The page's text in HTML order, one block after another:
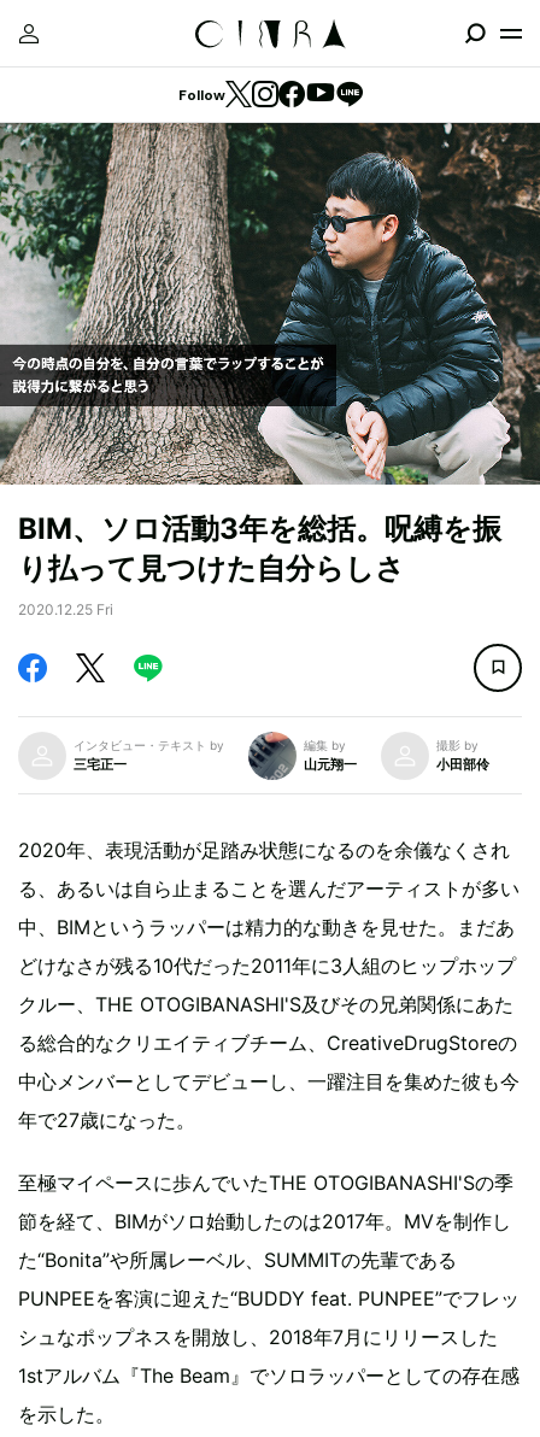
Follow
BIM、ソロ活動3年を総括。呪縛を振
り払って見つけた自分らしさ
2020.12.25 Fri
インタビュー・テキスト by
三宅正一
編集 by
山元翔一
撮影 by
小田部伶
2020年、表現活動が足踏み状態になるのを余儀なくされ
る、あるいは自ら止まることを選んだアーティストが多い
中、BIMというラッパーは精力的な動きを見せた。まだあ
どけなさが残る10代だった2011年に3人組のヒップホップ
クルー、THE OTOGIBANASHI'S及びその兄弟関係にあた
る総合的なクリエイティブチーム、CreativeDrugStoreの
中心メンバーとしてデビューし、一躍注目を集めた彼も今
年で27歳になった。
至極マイペースに歩んでいたTHE OTOGIBANASHI'Sの季
節を経て、BIMがソロ始動したのは2017年。MVを制作し
た“Bonita”や所属レーベル、SUMMITの先輩である
PUNPEEを客演に迎えた“BUDDY feat. PUNPEE”でフレッ
シュなポップネスを開放し、2018年7月にリリースした
1stアルバム『The Beam』でソロラッパーとしての存在感
を示した。